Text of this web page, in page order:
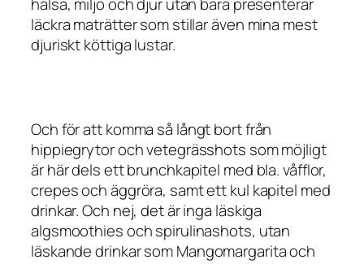
läckra maträtter som stillar även mina mest
djuriskt köttiga lustar.
Och för att komma så långt bort från
hippiegrytor och vetegrässhots som möjligt
är här dels ett brunchkapitel med bla. våfflor,
crepes och äggröra, samt ett kul kapitel med
drinkar. Och nej, det är inga läskiga
algsmoothies och spirulinashots, utan
läskande drinkar somMangomargaritaoch